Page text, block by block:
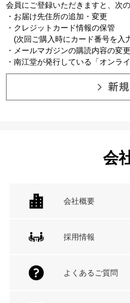
会員にご登録いただきますと、次
・お届け先住所の追加・変更
・クレジットカード情報の保管
(次回ご購入時にカード番号を入
・メールマガジンの購読内容の変更
・南江堂が発行している「オンラ
会
会社概要
採用情報
よくあるご質問